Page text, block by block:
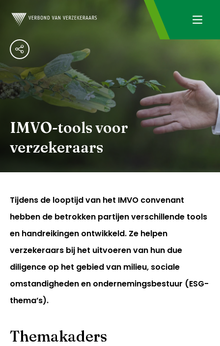
IMVO-tools voor
verzekeraars
Tijdens de looptijd van het IMVO convenant
hebben de betrokken partijen verschillende tools
en handreikingen ontwikkeld. Ze helpen
verzekeraars bij het uitvoeren van hun due
diligence op het gebied van milieu, sociale
omstandigheden en ondernemingsbestuur (ESG-
thema’s).
Themakaders